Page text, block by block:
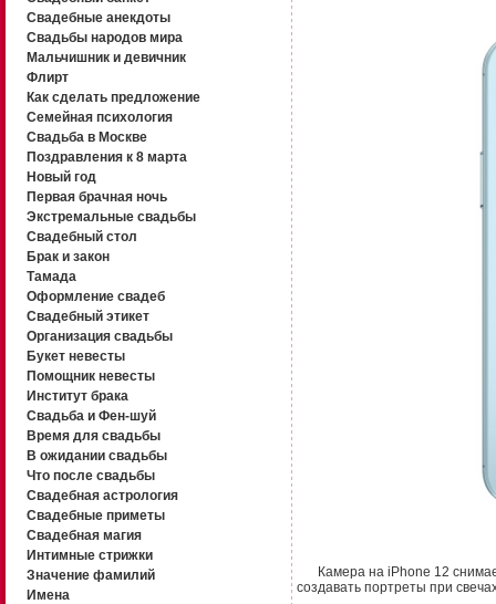
Свадебные анекдоты
Свадьбы народов мира
Мальчишник и девичник
Флирт
Как сделать предложение
Семейная психология
Свадьба в Москве
Поздравления к 8 марта
Новый год
Первая брачная ночь
Экстремальные свадьбы
Свадебный стол
Брак и закон
Тамада
Оформление свадеб
Свадебный этикет
Организация свадьбы
Букет невесты
Помощник невесты
Институт брака
Свадьба и Фен-шуй
Время для свадьбы
В ожидании свадьбы
Что после свадьбы
Свадебная астрология
Свадебные приметы
Свадебная магия
Интимные стрижки
Значение фамилий
Имена
Камера на iPhone 12
создавать портреты при